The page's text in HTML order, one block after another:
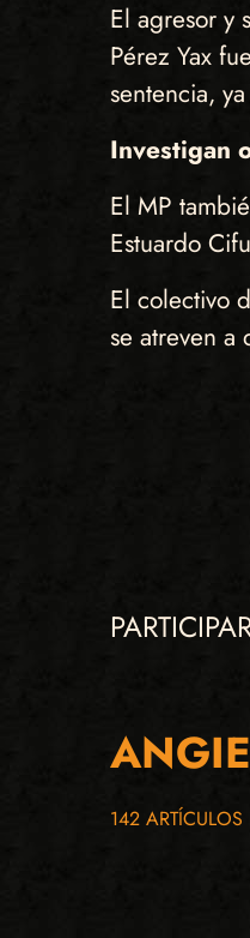
El agresor y
Pérez Yax
sentencia,
Investigan
El MP
Estuardo
El colectivo
se atreven
142 ARTÍCULOS